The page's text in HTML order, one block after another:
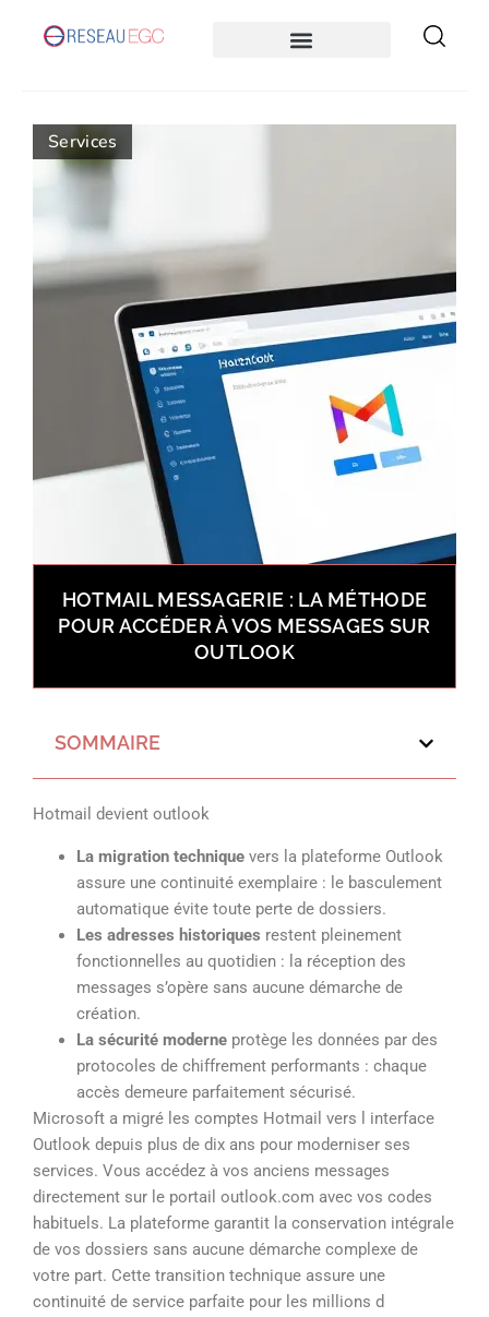
Services
HOTMAIL MESSAGERIE : LA MÉTHODE
POUR ACCÉDER À VOS MESSAGES SUR
OUTLOOK
SOMMAIRE
Hotmail devient outlook
La migration technique vers la plateforme Outlook
assure une continuité exemplaire : le basculement
automatique évite toute perte de dossiers.
Les adresses historiques restent pleinement
fonctionnelles au quotidien : la réception des
messages s’opère sans aucune démarche de
création.
La sécurité moderne protège les données par des
protocoles de chiffrement performants : chaque
accès demeure parfaitement sécurisé.
Microsoft a migré les comptes Hotmail vers l interface
Outlook depuis plus de dix ans pour moderniser ses
services. Vous accédez à vos anciens messages
directement sur le portail outlook.com avec vos codes
habituels. La plateforme garantit la conservation intégrale
de vos dossiers sans aucune démarche complexe de
votre part. Cette transition technique assure une
continuité de service parfaite pour les millions d